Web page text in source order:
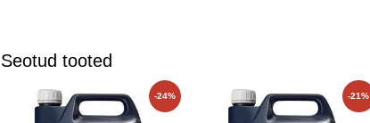
Seotud tooted
-24%
Sellel
tootel
-21%
Sellel
tootel